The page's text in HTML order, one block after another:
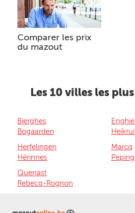
Comparer les prix
du mazout
Les 10 villes les
Bierghes
Bogaarden
Herfelingen
Hérinnes
Marcq
Quenast
Rebecq-Rognon